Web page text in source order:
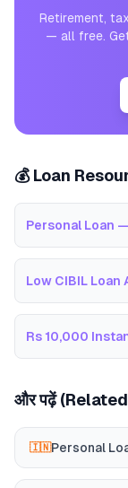
Retirement,
— all free.
💰 Loan
Personal Loan
Low CIBIL Loan
Rs 10,000
और पढ़ें
🇮🇳Personal